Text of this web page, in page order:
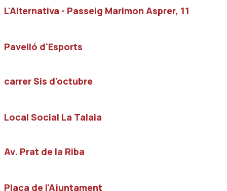
L'Alternativa - Passeig Marimon Asprer, 11
Pavelló d'Esports
carrer Sis d'octubre
Local Social La Talaia
Av. Prat de la Riba
Plaça de l'Ajuntament